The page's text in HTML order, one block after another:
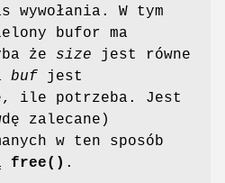
wywołania. W tym
bufor ma
że size jest równe
buf jest
ile potrzeba. Jest
zalecane)
w ten sposób
free() .